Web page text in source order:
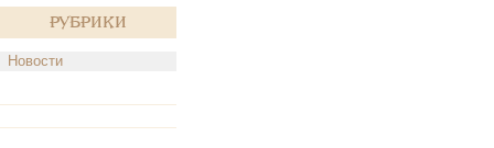
Рубрики
Новости